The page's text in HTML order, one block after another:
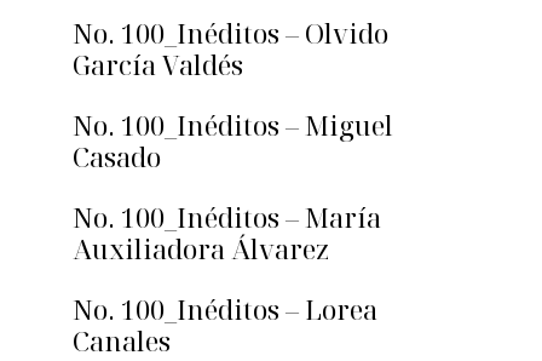
No. 100_Inéditos – Olvido
García Valdés
No. 100_Inéditos – Miguel
Casado
No. 100_Inéditos – María
Auxiliadora Álvarez
No. 100_Inéditos – Lorea
Canales